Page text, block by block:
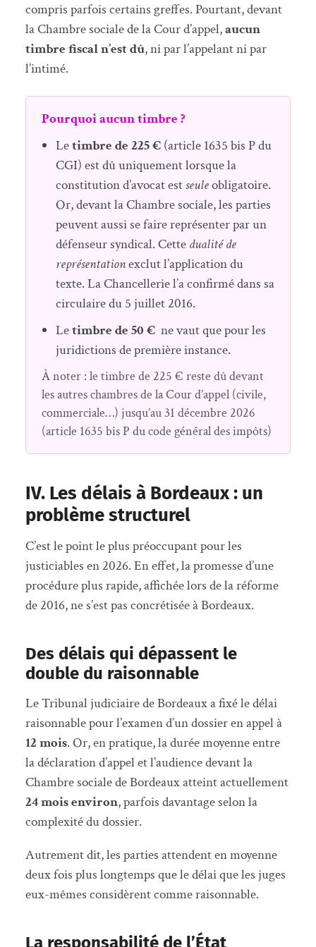
compris parfois certains greffes. Pourtant, devant
la Chambre sociale de la Cour d’appel,aucun
timbre fiscal n’est dû, ni par l’appelant ni par
l’intimé.
Pourquoi aucun timbre ?
Letimbre de 225 €(article 1635 bis P du
CGI) est dû uniquement lorsque la
constitution d’avocat estseuleobligatoire.
Or, devant la Chambre sociale, les parties
peuvent aussi se faire représenter par un
défenseur syndical. Cette dualité de
représentationexclut l’application du
texte. La Chancellerie l’a confirmé dans sa
circulaire du 5 juillet 2016.
Letimbre de 50 €ne vaut que pour les
juridictions de première instance.
À noter : le timbre de 225 € reste dû devant
les autres chambres de la Cour d’appel (civile,
commerciale…) jusqu’au 31 décembre 2026
(article 1635 bis P du code général des impôts)
IV. Les délais à Bordeaux : un
problème structurel
C’est le point le plus préoccupant pour les
justiciables en 2026. En effet, la promesse d’une
procédure plus rapide, affichée lors de la réforme
de 2016, ne s’est pas concrétisée à Bordeaux.
Des délais qui dépassent le
double du raisonnable
Le Tribunal judiciaire de Bordeaux a fixé le délai
raisonnable pour l’examen d’un dossier en appel à
12 mois. Or, en pratique, la durée moyenne entre
la déclaration d’appel et l’audience devant la
Chambre sociale de Bordeaux atteint actuellement
24 mois environ, parfois davantage selon la
complexité du dossier.
Autrement dit, les parties attendent en moyenne
deux fois plus longtemps que le délai que les juges
eux-mêmes considèrent comme raisonnable.
La responsabilité de l’État